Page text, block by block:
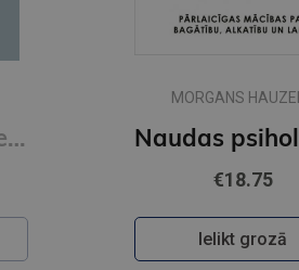
Read People Like a Book : How to Analyze, Understand, and Predict People's Emotions, Thoughts, Inten
MORGANS
€18.75
Ielikt grozā